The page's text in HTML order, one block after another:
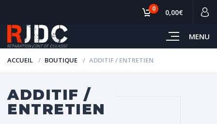
MENU
0 0,00€
ACCUEIL BOUTIQUE ADDITIF / ENTRETIEN
ADDITIF /
ENTRETIEN